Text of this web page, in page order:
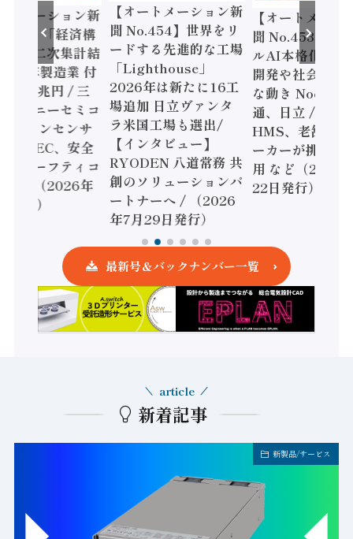
トメーション新
】「経済構
調査二次集計結
年製造業 付
額86兆円 / 三
とソニーセミコ
ジョンセンサ
/ IDEC、安全
すセーフティコ
ーラ（2026年
発行）
【オートメーション新
聞 No.454】世界をリ
ードする先進的な工場
「Lighthouse」
2026年は新たに16工
場追加 日立ヴァンタ
ラ米国工場も選出/
【インタビュー】
RYODEN 八道常務 共
創のソリューションパ
ートナーへ / （2026
年7月29日発行）
【オートメーシ
聞 No.453】フ
ルAI本格化へ
開発や社会実装
な動き Noetra
通、日立 / 兵神
HMS、老舗ポ
ーカーが挑むデ
用 など（2026
22日発行）
最新号＆バックナンバー一覧
新着記事
article
新製品/サービス